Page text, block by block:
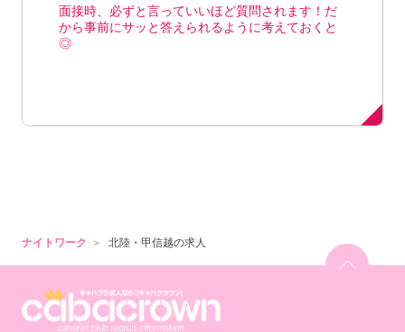
面接時、必ずと言っていいほど質問されます！だ
から事前にサッと答えられるように考えておくと
◎
ナイトワーク 北陸・甲信越の求人